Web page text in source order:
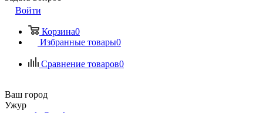
Войти
Корзина0
Избранные товары0
Сравнение товаров0
Ваш город
Ужур